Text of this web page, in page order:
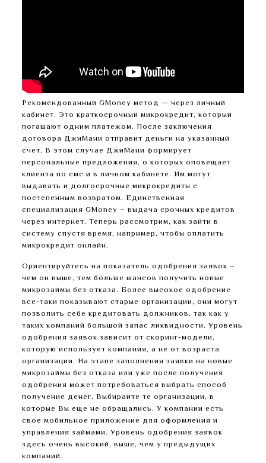
Рекомендованный GMoney метод — через личный
кабинет. Это краткосрочный микрокредит, который
погашают одним платежом. После заключения
договора ДжиМани отправит деньги на указанный
счет. В этом случае ДжиМани формирует
персональные предложения, о которых оповещает
клиента по смс и в личном кабинете. Им могут
выдавать и долгосрочные микрокредиты с
постепенным возвратом. Единственная
специализация GMoney – выдача срочных кредитов
через интернет. Теперь рассмотрим, как зайти в
систему спустя время, например, чтобы оплатить
микрокредит онлайн.
Ориентируйтесь на показатель одобрения заявок –
чем он выше, тем больше шансов получить новые
микрозаймы без отказа. Более высокое одобрение
все-таки показывают старые организации, они могут
позволить себе кредитовать должников, так как у
таких компаний большой запас ликвидности. Уровень
одобрения заявок зависит от скоринг-модели,
которую использует компания, а не от возраста
организации. На этапе заполнения заявки на новые
микрозаймы без отказа или уже после получения
одобрения может потребоваться выбрать способ
получение денег. Выбирайте те организации, в
которые Вы еще не обращались. У компании есть
свое мобильное приложение для оформления и
управления займами. Уровень одобрения заявок
здесь очень высокий, выше, чем у предыдущих
компаний.